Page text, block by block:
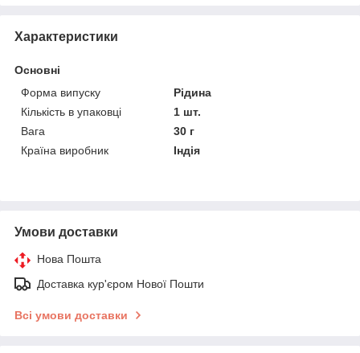
Характеристики
Основні
Форма випуску
Рідина
Кількість в упаковці
1 шт.
Вага
30 г
Країна виробник
Індія
Умови доставки
Нова Пошта
Доставка кур'єром Нової Пошти
Всі умови доставки